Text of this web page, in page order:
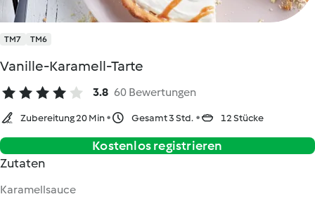
TM7 TM6
Vanille-Karamell-Tarte
3.8 60 Bewertungen
Zubereitung 20 Min Gesamt 3 Std. 12 Stücke
Kostenlos registrieren
Zutaten
Karamellsauce